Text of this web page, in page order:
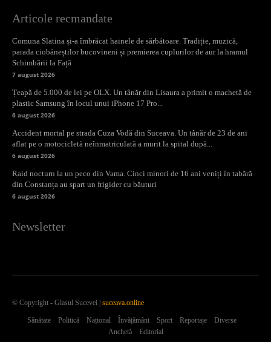
Articole recmandate
Comuna Slatina și-a îmbrăcat hainele de sărbătoare. Tradiție, muzică,
parada ciobăneștilor bucovineni și premierea cuplurilor de aur la hramul
Schimbării la Față
7 august 2026
Țeapă de 5.000 de lei pe OLX. Un tânăr din Lisaura a primit o machetă de
plastic Samsung în locul unui iPhone 17 Pro...
6 august 2026
Accident mortal pe strada Cuza Vodă din Suceava. Un tânăr de 23 de ani
aflat pe o motocicletă neînmatriculată a murit la spital după...
6 august 2026
Raid nocturn la un peco din Vama. Cinci minori de 16 ani veniți în tabără
din Constanța au spart un frigider cu băuturi
6 august 2026
Newsletter
© Copyright - Glasul Sucevei | suceava.online
Sănătate Politică Național Învățământ Sport Reportaje
Diverse
Anchetă
Editorial